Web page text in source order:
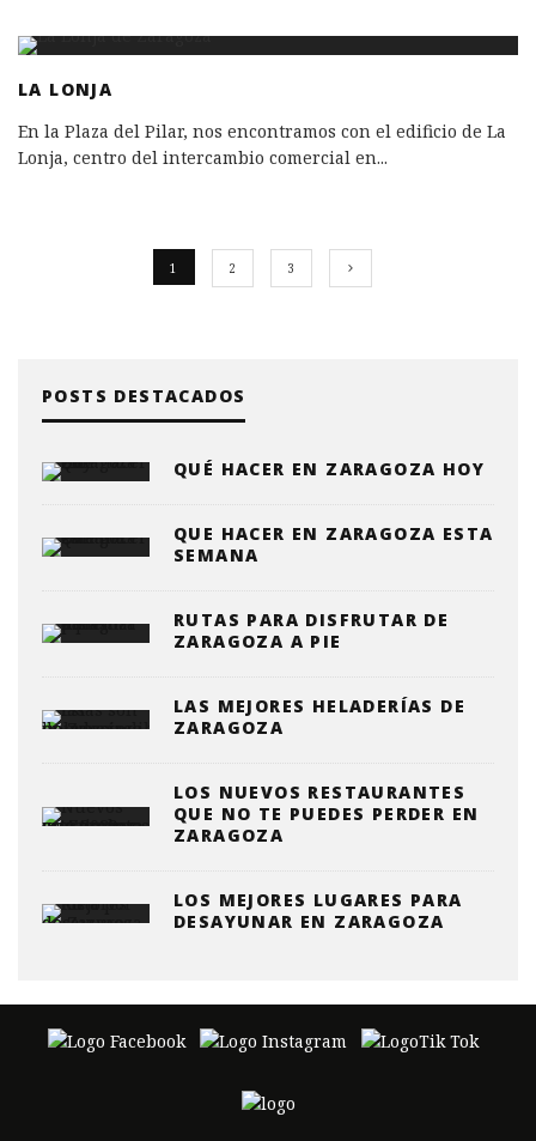
LA LONJA
En la Plaza del Pilar, nos encontramos con el edificio de La
Lonja, centro del intercambio comercial en...
1 2 3
POSTS DESTACADOS
QUÉ HACER EN ZARAGOZA HOY
QUE HACER EN ZARAGOZA ESTA
SEMANA
RUTAS PARA DISFRUTAR DE
ZARAGOZA A PIE
LAS MEJORES HELADERÍAS DE
ZARAGOZA
LOS NUEVOS RESTAURANTES
QUE NO TE PUEDES PERDER EN
ZARAGOZA
LOS MEJORES LUGARES PARA
DESAYUNAR EN ZARAGOZA